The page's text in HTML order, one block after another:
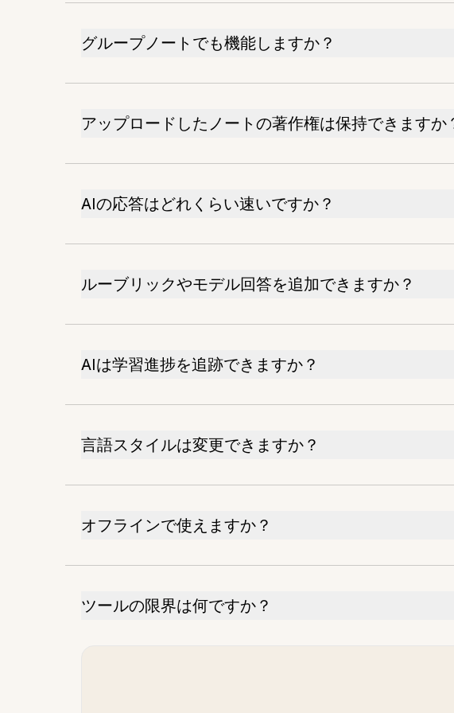
グループノートでも機能しますか？
アップロードしたノートの著作権は保持できますか
AIの応答はどれくらい速いですか？
ルーブリックやモデル回答を追加できますか？
AIは学習進捗を追跡できますか？
言語スタイルは変更できますか？
オフラインで使えますか？
ツールの限界は何ですか？